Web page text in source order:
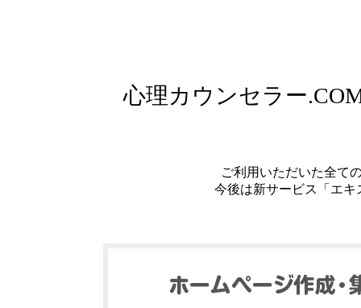
心理カウンセラー
ご利用いただいた全て
今後は新サービス「エ